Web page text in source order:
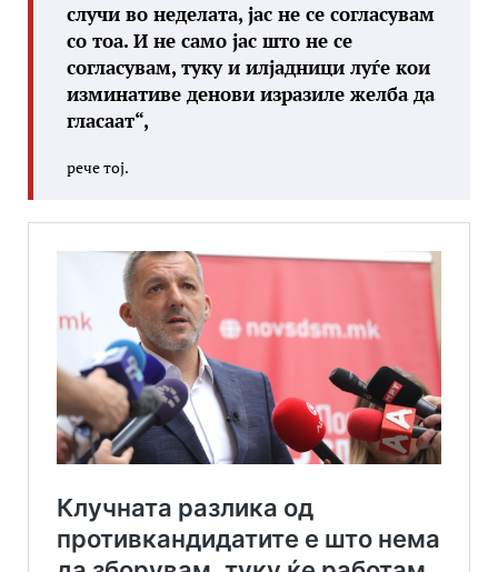
случи во неделата, јас не се согласувам
со тоа. И не само јас што не се
согласувам, туку и илјадници луѓе кои
изминативе денови изразиле желба да
гласаат“,
рече тој.